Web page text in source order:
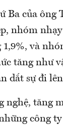
Ba của ông
nhóm
và
tăng như
dắt sự đi
nghệ, tăng
công